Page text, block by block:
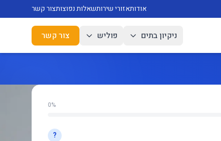
אודותאזורי שירותשאלות נפוצותצור קשר
ניקיון בתים פוליש צור קשר
0%
?